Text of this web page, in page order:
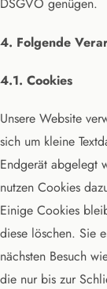
DSGVO genügen.
4. Folgende
4.1. Cookies
Unsere Website
sich um kleine
Endgerät abgelegt
nutzen Cookies
Einige Cookies
diese löschen. Sie
nächsten Besuch
die nur bis zur